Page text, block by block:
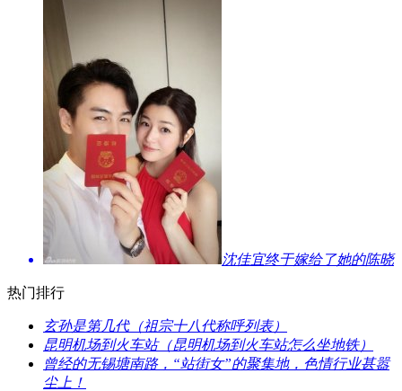
​沈佳宜终于嫁给了她的陈晓
热门排行
​玄孙是第几代（祖宗十八代称呼列表）
​昆明机场到火车站（昆明机场到火车站怎么坐地铁）
​曾经的无锡塘南路，“站街女”的聚集地，色情行业甚嚣
尘上！